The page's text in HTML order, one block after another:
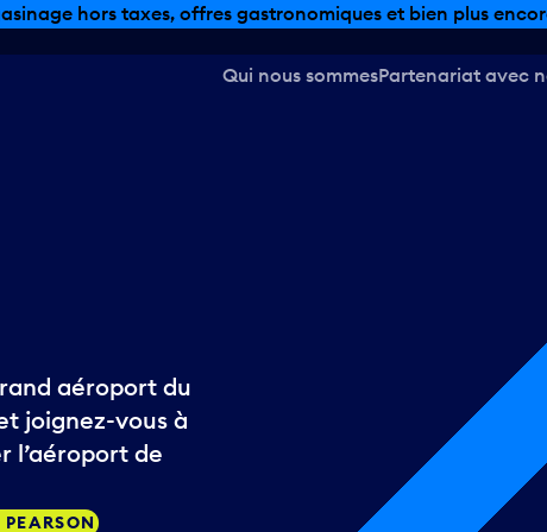
hors taxes, offres gastronomiques et bien plus
Qui nous sommesPartenariat avec
aéroport du
joignez-vous à
l’aéroport de